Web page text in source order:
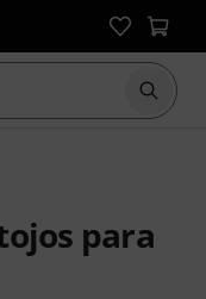
Iniciar
para